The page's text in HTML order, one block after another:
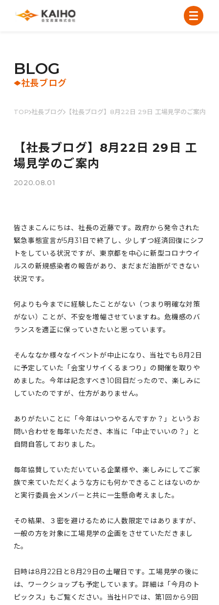
BLOG
社長ブログ
TOP 社長ブログ 【社長ブログ】8月22日 29日 工場見学のご案内
【社長ブログ】8月22日 29日 工
場見学のご案内
2020.08.01
皆さまこんにちは、社長の近藤です。政府から発令された
緊急事態宣言が5月31日で終了し、少しずつ経済回復にシフ
トをしている状況ですが、東京都を中心に新型コロナウイ
ルスの新規感染者の報告があり、まだまだ油断ができない
状況です。
何よりも今までに経験したことがない（つまり明確な対策
がない）ことが、不安を増幅させていますね。危機感のバ
ランスを適正に保っていきたいと思っています。
そんななか様々なイベントが中止になり、当社でも8月2日
に予定していた「会宝リサイくるまつり」の開催を取りや
めました。今年は記念すべき10回目だったので、楽しみに
していたのですが、仕方がありません。
ありがたいことに「今年はいつやるんですか？」というお
問い合わせを毎年いただき、本当に「中止でいいの？」と
自問自答しておりました。
毎年協賛していただいている企業様や、楽しみにしてご家
族で来ていただくような方にも何かできることはないのか
と実行委員会メンバーと共に一生懸命考えました。
その結果、３密を避けるために人数限定ではありますが、
一般の方を対象に工場見学の企画をさせていただきまし
た。
日時は8月22日と8月29日の土曜日です。工場見学の後に
は、ワークショップも予定しています。詳細は「今月のト
ピックス」もご覧ください。当社HPでは、第1回から9回